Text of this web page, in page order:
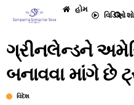
હોમ
વિડિઓ
ગ્રીનલેન્ડને
બનાવવા માંગે છે
વિદેશ